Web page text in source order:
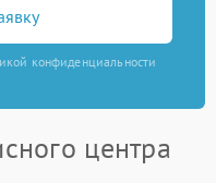
конфиденциальности
центра